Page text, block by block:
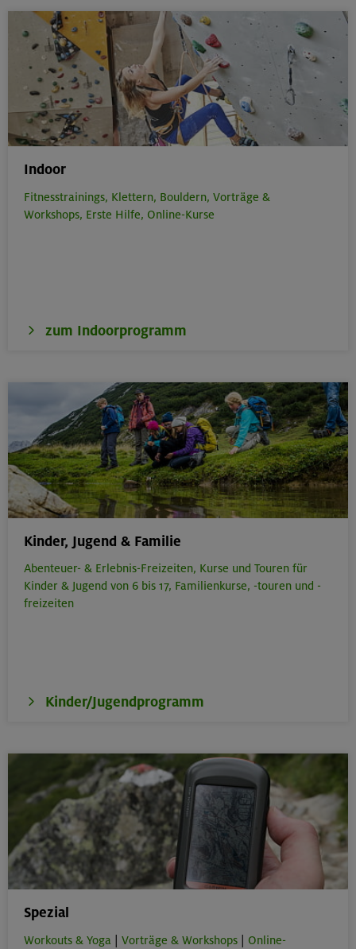
Indoor
Fitnesstrainings, Klettern, Bouldern, Vorträge &
Workshops, Erste Hilfe, Online-Kurse
zum Indoorprogramm
Kinder, Jugend & Familie
Abenteuer- & Erlebnis-Freizeiten, Kurse und Touren für
Kinder & Jugend von 6 bis 17, Familienkurse, -touren und -
freizeiten
Kinder/Jugendprogramm
Spezial
Workouts & Yoga Vorträge & Workshops
Online-